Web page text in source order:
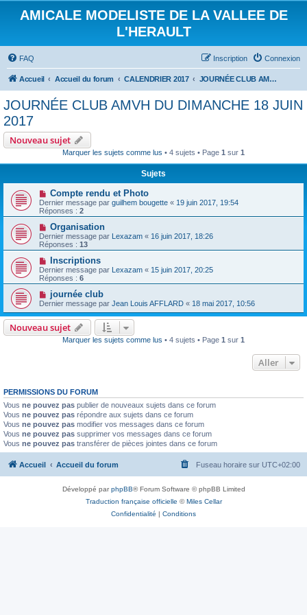
AMICALE MODELISTE DE LA VALLEE DE
L'HERAULT
FAQ Connexion
Inscription
Accueil Accueil du forum CALENDRIER 2017 JOURNÉE CLUB AMVH DU DIMANCHE 18 JUIN 2017
JOURNÉE CLUB AMVH DU DIMANCHE 18 JUIN
2017
Nouveau sujet
Marquer les sujets comme lus • 4 sujets • Page 1 sur 1
Sujets
Compte rendu et Photo
Dernier message par guilhem bougette « 19 juin 2017, 19:54
Réponses : 2
Organisation
Dernier message par Lexazam « 16 juin 2017, 18:26
Réponses : 13
Inscriptions
Dernier message par Lexazam « 15 juin 2017, 20:25
Réponses : 6
journée club
Dernier message par Jean Louis AFFLARD « 18 mai 2017, 10:56
Nouveau sujet
Marquer les sujets comme lus • 4 sujets • Page 1 sur 1
Aller
PERMISSIONS DU FORUM
Vous ne pouvez pas publier de nouveaux sujets dans ce forum
Vous ne pouvez pas répondre aux sujets dans ce forum
Vous ne pouvez pas modifier vos messages dans ce forum
Vous ne pouvez pas supprimer vos messages dans ce forum
Vous ne pouvez pas transférer de pièces jointes dans ce forum
Accueil Accueil du forum Fuseau horaire sur UTC+02:00
Développé parphpBB® Forum Software © phpBB Limited
Traduction française officielle ©Miles Cellar
Confidentialité | Conditions